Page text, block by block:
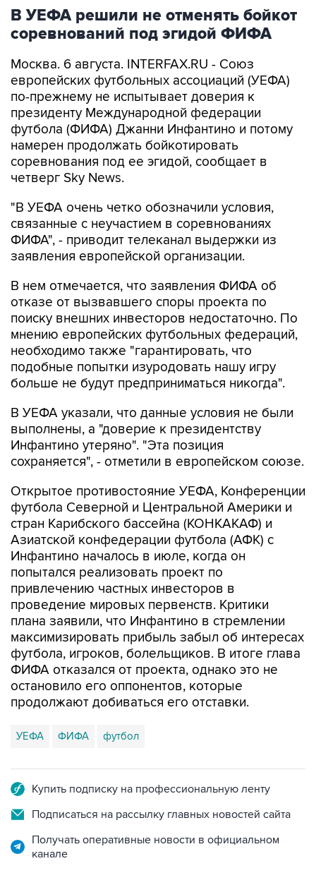
В УЕФА решили не отменять бойкот
соревнований под эгидой ФИФА
Москва. 6 августа. INTERFAX.RU - Союз
европейских футбольных ассоциаций (УЕФА)
по-прежнему не испытывает доверия к
президенту Международной федерации
футбола (ФИФА) Джанни Инфантино и потому
намерен продолжать бойкотировать
соревнования под ее эгидой, сообщает в
четверг Sky News.
"В УЕФА очень четко обозначили условия,
связанные с неучастием в соревнованиях
ФИФА", - приводит телеканал выдержки из
заявления европейской организации.
В нем отмечается, что заявления ФИФА об
отказе от вызвавшего споры проекта по
поиску внешних инвесторов недостаточно. По
мнению европейских футбольных федераций,
необходимо также "гарантировать, что
подобные попытки изуродовать нашу игру
больше не будут предприниматься никогда".
В УЕФА указали, что данные условия не были
выполнены, а "доверие к президентству
Инфантино утеряно". "Эта позиция
сохраняется", - отметили в европейском союзе.
Открытое противостояние УЕФА, Конференции
футбола Северной и Центральной Америки и
стран Карибского бассейна (КОНКАКАФ) и
Азиатской конфедерации футбола (АФК) с
Инфантино началось в июле, когда он
попытался реализовать проект по
привлечению частных инвесторов в
проведение мировых первенств. Критики
плана заявили, что Инфантино в стремлении
максимизировать прибыль забыл об интересах
футбола, игроков, болельщиков. В итоге глава
ФИФА отказался от проекта, однако это не
остановило его оппонентов, которые
продолжают добиваться его отставки.
УЕФА ФИФА футбол
Купить подписку на профессиональную ленту
Подписаться на рассылку главных новостей сайта
Получать оперативные новости в официальном
канале